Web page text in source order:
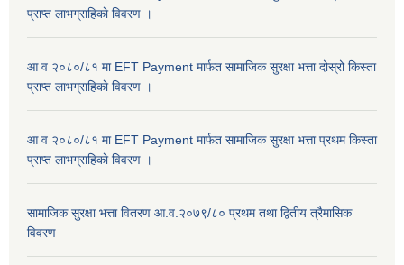
प्राप्त लाभग्राहिकाे विवरण ।
आ व २०८०/८१ मा EFT Payment मार्फत सामाजिक सुरक्षा भत्ता दोस्रो किस्ता
प्राप्त लाभग्राहिकाे विवरण ।
आ व २०८०/८१ मा EFT Payment मार्फत सामाजिक सुरक्षा भत्ता प्रथम किस्ता
प्राप्त लाभग्राहिकाे विवरण ।
सामाजिक सुरक्षा भत्ता वितरण आ.व.२०७९/८० प्रथम तथा द्वितीय त्रैमासिक
विवरण